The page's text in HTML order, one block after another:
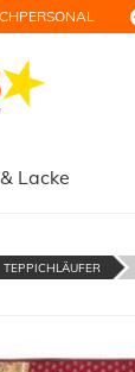
Lacke
TEPPICHLÄUFER